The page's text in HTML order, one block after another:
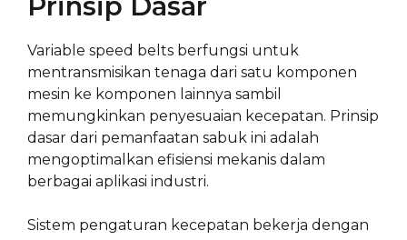
Variable speed belts berfungsi untuk
mentransmisikan tenaga dari satu komponen
mesin ke komponen lainnya sambil
memungkinkan penyesuaian kecepatan. Prinsip
dasar dari pemanfaatan sabuk ini adalah
mengoptimalkan efisiensi mekanis dalam
berbagai aplikasi industri.
Sistem pengaturan kecepatan bekerja dengan